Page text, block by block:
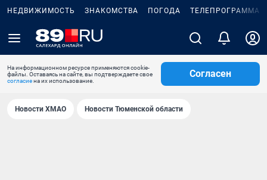
НЕДВИЖИМОСТЬ ЗНАКОМСТВА ПОГОДА ТЕЛЕПРОГРАММА
На информационном ресурсе применяются cookie-
файлы. Оставаясь на сайте, вы подтверждаете свое
согласиена их использование.
Согласен
Новости ХМАО Новости Тюменской области